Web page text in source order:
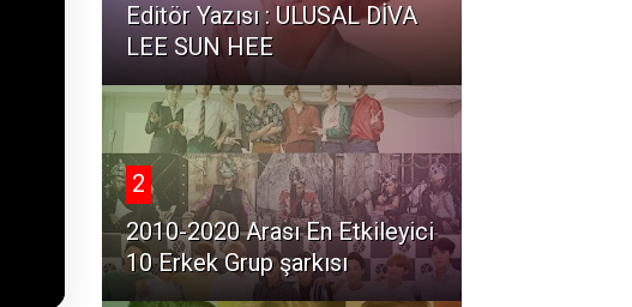
Editör Yazısı : ULUSAL DİVA
LEE SUN HEE
2
2010-2020 Arası En Etkileyici
10 Erkek Grup şarkısı